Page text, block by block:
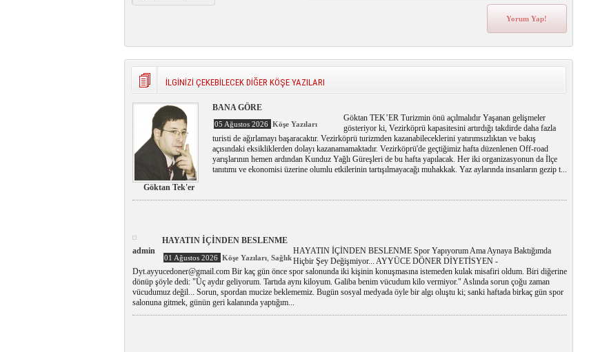
İLGİNİZİ ÇEKEBİLECEK DİĞER KÖŞE YAZILARI
Göktan Tek'er
BANA GÖRE
05 Ağustos 2026 Köşe Yazıları
Göktan TEK’ER Turizmin önü açılmalıdır Yaşanan gelişmeler
gösteriyor ki, Vezirköprü kapasitesini artırdığı takdirde daha fazla
turisti de ağırlamayı başaracaktır. Vezirköprü turizmden kazanabileceklerini yatırımsızlıktan ve bakış
açısındaki eksikliklerden dolayı kazanamamaktadır. Vezirköprü'de geçtiğimiz hafta düzenlenen Off-road
yarışlarının hemen ardından Kunduz Yağlı Güreşleri de bu hafta yapılacak. Her iki organizasyonun da İlçe
tanıtımı ve ekonomisi üzerine olumlu etkilerinin tartışılmayacağı muhakkak. Yaz aylarında insanların gezip t...
admin
HAYATIN İÇİNDEN BESLENME
01 Ağustos 2026 Köşe Yazıları, Sağlık
HAYATIN İÇİNDEN BESLENME Spor Yapıyorum Ama Aynaya Baktığımda
Hiçbir Şey Değişmiyor... AYYÜCE DÖNER DİYETİSYEN -
Dyt.ayyucedoner@gmail.com Bir kaç gün önce spor salonunda iki kişinin konuşmasına istemeden kulak misafiri oldum. Biri diğerine
dönüp şöyle dedi: "Üç aydır geliyorum. Tartıda aynı kiloyum. Galiba benim vücudum kilo vermiyor." Aslında sorun çoğu zaman
vücudumuz değil... Sorun, spordan mucize beklememiz. Bugün sosyal medyada öyle bir algı oluştu ki; sanki haftada birkaç gün spor
salonuna gitmek, günün geri kalanında yaptığım...